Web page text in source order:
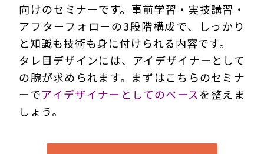
向けのセミナーです。事前学習・実技講習・
アフターフォローの3段階構成で、しっかり
と知識も技術も身に付けられる内容です。
タレ目デザインには、アイデザイナーとして
の腕が求められます。まずはこちらのセミナ
ーでアイデザイナーとしてのベースを整えま
しょう。